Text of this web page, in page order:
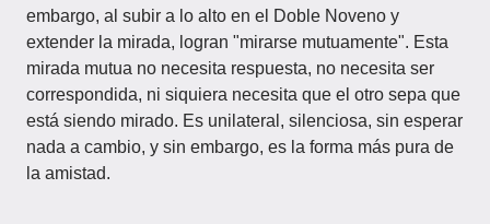
embargo, al subir a lo alto en el Doble Noveno y
extender la mirada, logran "mirarse mutuamente". Esta
mirada mutua no necesita respuesta, no necesita ser
correspondida, ni siquiera necesita que el otro sepa que
está siendo mirado. Es unilateral, silenciosa, sin esperar
nada a cambio, y sin embargo, es la forma más pura de
la amistad.